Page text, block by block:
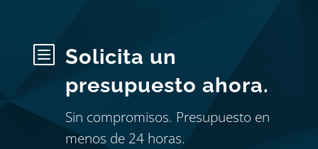
b
Solicita un
presupuesto ahora.
Sin compromisos. Presupuesto en
menos de 24 horas.